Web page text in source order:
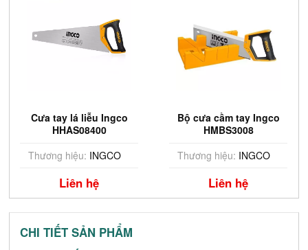
Cưa tay lá liễu Ingco
HHAS08400
Thương hiệu: INGCO
Liên hệ
Bộ cưa cầm tay Ingco
HMBS3008
Thương hiệu: INGCO
Liên hệ
CHI TIẾT SẢN PHẨM